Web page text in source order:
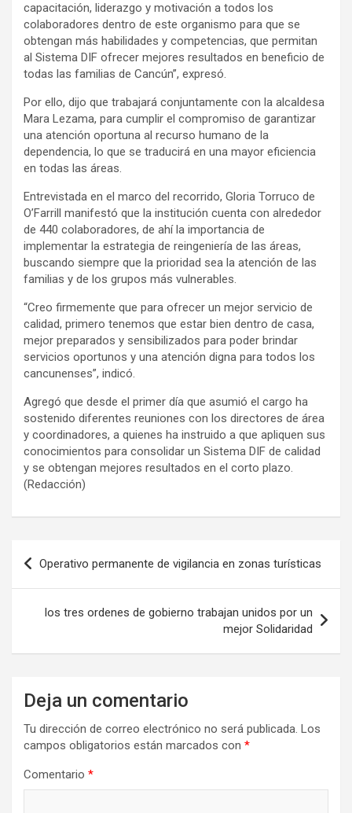
capacitación, liderazgo y motivación a todos los
colaboradores dentro de este organismo para que se
obtengan más habilidades y competencias, que permitan
al Sistema DIF ofrecer mejores resultados en beneficio de
todas las familias de Cancún”, expresó.
Por ello, dijo que trabajará conjuntamente con la alcaldesa
Mara Lezama, para cumplir el compromiso de garantizar
una atención oportuna al recurso humano de la
dependencia, lo que se traducirá en una mayor eficiencia
en todas las áreas.
Entrevistada en el marco del recorrido, Gloria Torruco de
O’Farrill manifestó que la institución cuenta con alrededor
de 440 colaboradores, de ahí la importancia de
implementar la estrategia de reingeniería de las áreas,
buscando siempre que la prioridad sea la atención de las
familias y de los grupos más vulnerables.
“Creo firmemente que para ofrecer un mejor servicio de
calidad, primero tenemos que estar bien dentro de casa,
mejor preparados y sensibilizados para poder brindar
servicios oportunos y una atención digna para todos los
cancunenses”, indicó.
Agregó que desde el primer día que asumió el cargo ha
sostenido diferentes reuniones con los directores de área
y coordinadores, a quienes ha instruido a que apliquen sus
conocimientos para consolidar un Sistema DIF de calidad
y se obtengan mejores resultados en el corto plazo.
(Redacción)
Navegación
de
entradas
Operativo permanente de vigilancia en zonas turísticas
los tres ordenes de gobierno trabajan unidos por un
mejor Solidaridad
Deja un comentario
Tu dirección de correo electrónico no será publicada. Los
campos obligatorios están marcados con *
Comentario *